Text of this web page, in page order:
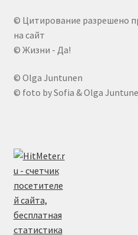
© Цитирование разрешено
на сайт
© Жизни - Да!
© Olga Juntunen
© foto by Sofia & Olga